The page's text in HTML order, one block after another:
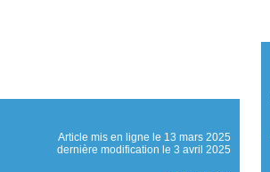
Article mis en ligne le 13 mars 2025
dernière modification le 3 avril 2025